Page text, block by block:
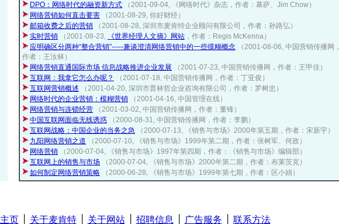
DPO：网络时代的融资新方式
（2001-09-04, 《网络时代》杂志，作者：幕萨、Jim Chow）
网络营销如何直击要害
（2001-08-29, 你好财经）
邮箱收费之后的营销
（2001-08-28, 深圳市麦肯特企业顾问有限公司，作者：孙路弘）
实时营销
（2001-08-23, 《世界经理人文摘》网站 ，作者：Regis McKenna）
应明确区分两种“整合营销”-----兼谈澄清网络营销中的一些摸糊概念
（2001-08-06, 中国营销传播网，
作者：王汝林）
网络营销直通国际市场 信息战略推进企业发展
（2001-07-23, 中国营销传播网，作者：王甲佳）
互联网：我拿它怎么办呢？
（2001-07-18, 中国营销传播网，作者：丁亚俊）
互联网营销概述
（2001-04-20, 深圳市普林哲企业咨询有限公司，作者：罗树忠）
网络时代的企业营销：模糊营销
（2001-04-16, 中国管理在线）
网络营销与连锁经营
（2001-03-02, 中国营销传播网，作者：董锋）
中国互联网面临无线诱惑
（2000-08-31, 中国营销传播网，作者：李鹏）
互联网战略：中国企业的当务之急
（2000-07-13, 《销售与市场》2000年第五期，作者：宋新宇）
九阳网络营销之道
（2000-07-10, 《销售与市场》1999年第二期，作者：张树军、何政）
网络营销
（2000-07-04, 《销售与市场》1997年第四期，作者：《销售与市场》编辑部）
互联网上的销售与市场
（2000-07-04, 《销售与市场》2000年第二期，作者：布莱茨克）
如何制定网络营销策略
（2000-06-28, 《销售与市场》1999年第七期，作者：区小娟）
主页│ 关于麦肯特│ 关于网站│ 招聘信息 广告服务 联系方法